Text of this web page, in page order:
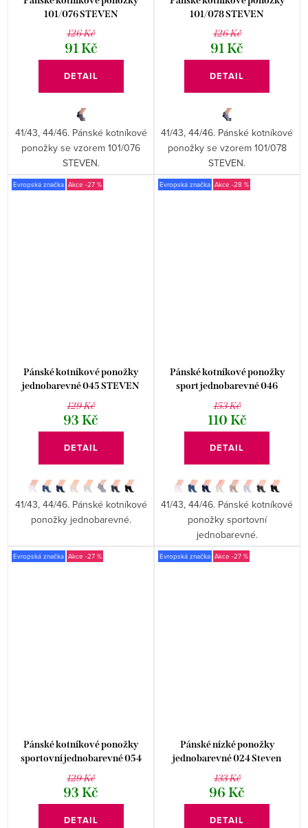
101/076 STEVEN
126 Kč
91 Kč
DETAIL
41/43, 44/46. Pánské kotníkové
ponožky se vzorem 101/076
STEVEN.
101/078 STEVEN
126 Kč
91 Kč
DETAIL
41/43, 44/46. Pánské kotníkové
ponožky se vzorem 101/078
STEVEN.
Evropská značka -27 %
Pánské kotníkové ponožky
jednobarevné 045 STEVEN
129 Kč
93 Kč
DETAIL
41/43, 44/46. Pánské kotníkové
ponožky jednobarevné.
Evropská značka -28 %
Pánské kotníkové ponožky
sport jednobarevné 046
STEVEN
153 Kč
110 Kč
DETAIL
41/43, 44/46. Pánské kotníkové
ponožky sportovní
jednobarevné.
Evropská značka -27 %
Pánské kotníkové ponožky
sportovní jednobarevné 054
STEVEN
129 Kč
93 Kč
DETAIL
Evropská značka -27 %
Pánské nízké ponožky
jednobarevné 024 Steven
133 Kč
96 Kč
DETAIL